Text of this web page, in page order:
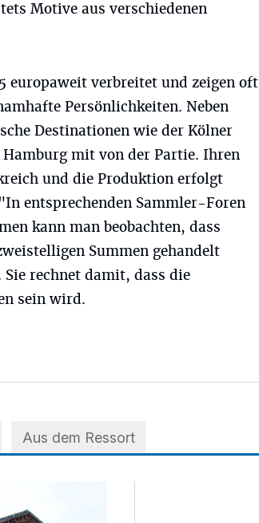
Motive aus verschiedenen
europaweit verbreitet und zeigen oft
Persönlichkeiten. Neben
Destinationen wie der Kölner
mit von der Partie. Ihren
und die Produktion erfolgt
entsprechenden Sammler-Foren
kann man beobachten, dass
Summen gehandelt
rechnet damit, dass die
sein wird.
Aus dem Ressort